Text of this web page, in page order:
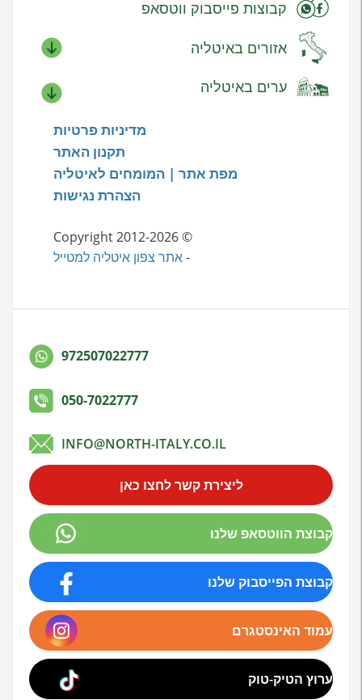
972507022777
050-7022777
INFO@NORTH-ITALY.CO.IL
ליצירת קשר לחצו כאן
קבוצת הווטסאפ שלנו
קבוצת הפייסבוק שלנו
עמוד האינסטגרם
ערוץ הטיק-טוק
קבוצות פייסבוק ווטסאפ
אזורים באיטליה
ערים באיטליה
מדיניות פרטיות
תקנון האתר
מפת אתר | המומחים לאיטליה
הצהרת נגישות
© Copyright 2012-2026
-אתר צפון איטליה למטייל